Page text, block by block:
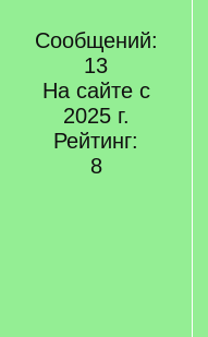
Сообщений:
13
На сайте с
2025 г.
Рейтинг:
8